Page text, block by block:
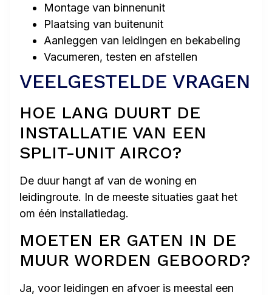
Montage van binnenunit
Plaatsing van buitenunit
Aanleggen van leidingen en bekabeling
Vacumeren, testen en afstellen
VEELGESTELDE VRAGEN
HOE LANG DUURT DE
INSTALLATIE VAN EEN
SPLIT-UNIT AIRCO?
De duur hangt af van de woning en
leidingroute. In de meeste situaties gaat het
om één installatiedag.
MOETEN ER GATEN IN DE
MUUR WORDEN GEBOORD?
Ja, voor leidingen en afvoer is meestal een